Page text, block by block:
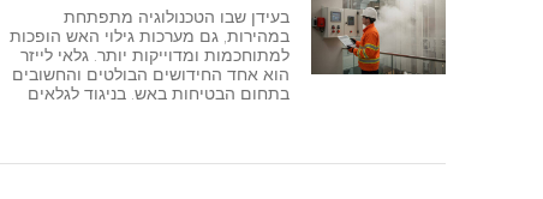
בעידן שבו הטכנולוגיה מתפתחת
במהירות, גם מערכות גילוי האש הופכות
למתוחכמות ומדוייקות יותר. גלאי לייזר
הוא אחד החידושים הבולטים והחשובים
בתחום הבטיחות באש. בניגוד לגלאים